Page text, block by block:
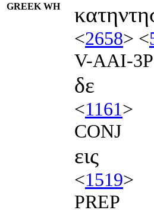
GREEK WH
<2658> <
V-AAI-3P
δε
<1161>
CONJ
εις
<1519>
PREP